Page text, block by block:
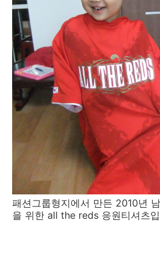
패션그룹형지에서 만든 2010년
을 위한 all the reds 응원티셔츠